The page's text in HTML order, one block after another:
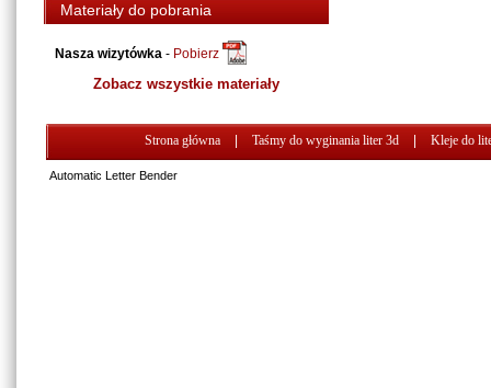
Materiały do pobrania
Nasza wizytówka - Pobierz
Zobacz wszystkie materiały
Strona główna Taśmy do wyginania liter 3d Kleje do
Automatic Letter Bender